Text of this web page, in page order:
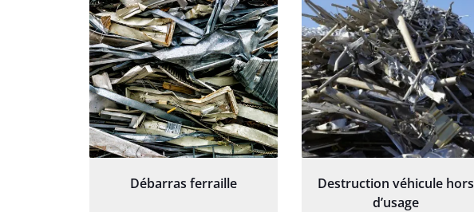
Débarras ferraille
Destruction véhicule hors
d’usage